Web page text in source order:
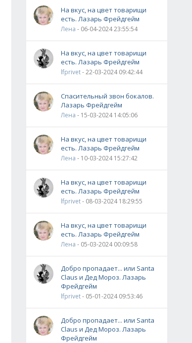
На вкус, на цвет товарищи
есть. Лазарь Фрейдгейм
Лена - 06-04-2024 23:55:54
На вкус, на цвет товарищи
есть. Лазарь Фрейдгейм
lfprivet- 22-03-2024 09:42:44
Спасительный звон бокалов.
Лазарь Фрейдгейм
Лена - 15-03-2024 14:05:06
На вкус, на цвет товарищи
есть. Лазарь Фрейдгейм
Лена - 10-03-2024 15:27:42
На вкус, на цвет товарищи
есть. Лазарь Фрейдгейм
lfprivet- 08-03-2024 18:29:55
На вкус, на цвет товарищи
есть. Лазарь Фрейдгейм
Лена - 05-03-2024 00:09:58
Добро пропадает... или Santa
Claus и Дед Мороз. Лазарь
Фрейдгейм
lfprivet- 05-01-2024 09:53:46
Добро пропадает... или Santa
Claus и Дед Мороз. Лазарь
Фрейдгейм